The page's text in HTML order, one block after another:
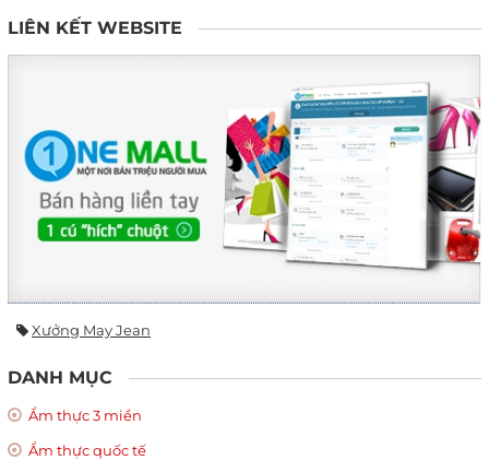
LIÊN KẾT WEBSITE
Xưởng May Jean
DANH MỤC
Ẩm thực 3 miền
Ẩm thực quốc tế